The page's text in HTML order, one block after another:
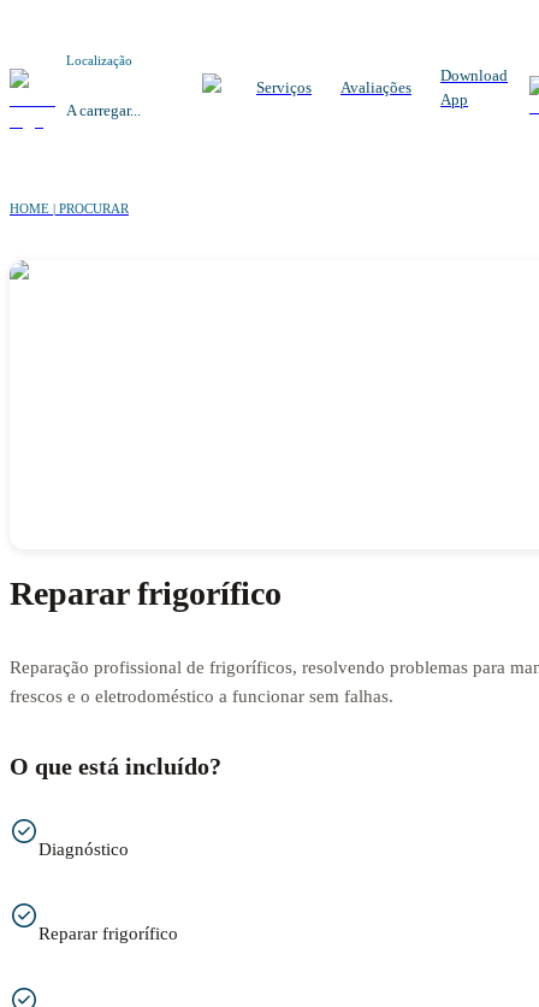
Localização
A carregar...
Serviços Avaliações
Download
App
HOME | PROCURAR
Reparar frigorífico
Reparação profissional de frigoríficos, resolvendo problemas para
frescos e o eletrodoméstico a funcionar sem falhas.
O que está incluído?
Diagnóstico
Reparar frigorífico